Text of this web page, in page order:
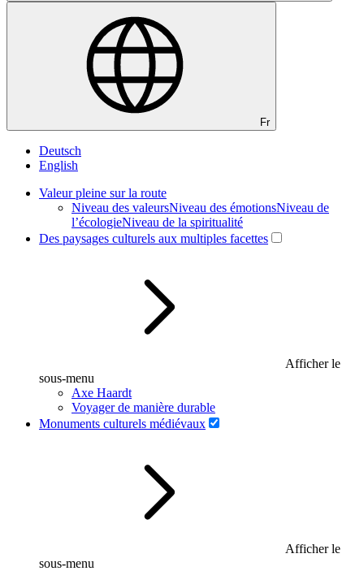
Fr
Deutsch
English
Valeur pleine sur la route
Niveau des valeursNiveau des émotionsNiveau de
l’écologieNiveau de la spiritualité
Des paysages culturels aux multiples facettes
Afficher le
sous-menu
Axe Haardt
Voyager de manière durable
Monuments culturels médiévaux
Afficher le
sous-menu